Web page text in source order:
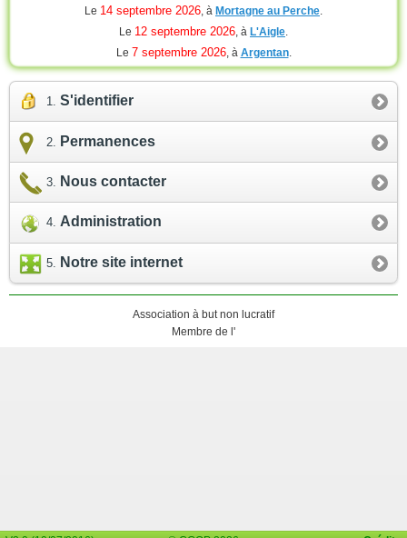
Le 14 septembre 2026, à Mortagne au Perche.
Le 12 septembre 2026, à L'Aigle.
Le 7 septembre 2026, à Argentan.
S'identifier
Permanences
Nous contacter
Administration
Notre site internet
Association à but non lucratif
Membre de l'